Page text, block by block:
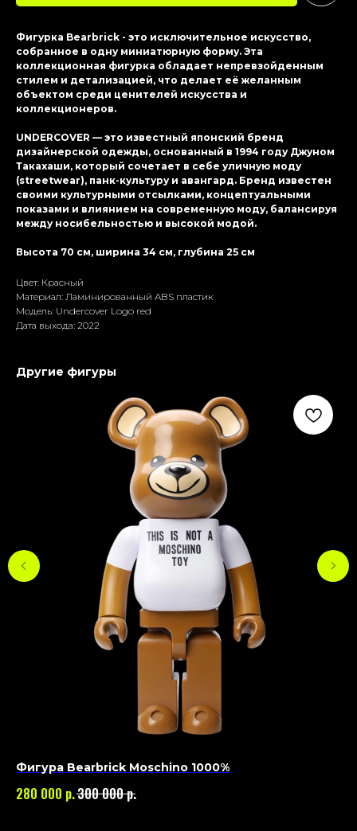
Фигурка Bearbrick - это исключительное искусство,
собранное в одну миниатюрную форму. Эта
коллекционная фигурка обладает непревзойденным
стилем и детализацией, что делает её желанным
объектом среди ценителей искусства и
коллекционеров.
UNDERCOVER — это известный японский бренд
дизайнерской одежды, основанный в 1994 году Джуном
Такахаши, который сочетает в себе уличную моду
(streetwear), панк-культуру и авангард. Бренд известен
своими культурными отсылками, концептуальными
показами и влиянием на современную моду, балансируя
между носибельностью и высокой модой.
Высота 70 см, ширина 34 см, глубина 25 см
Цвет: Красный
Материал: Ламиниpoванный ABS пластик
Модель: Undercover Logo red
Дата выхода: 2022
Другие фигуры
Фигура Bearbrick Moschino 1000%
280 000 р.300 000р.